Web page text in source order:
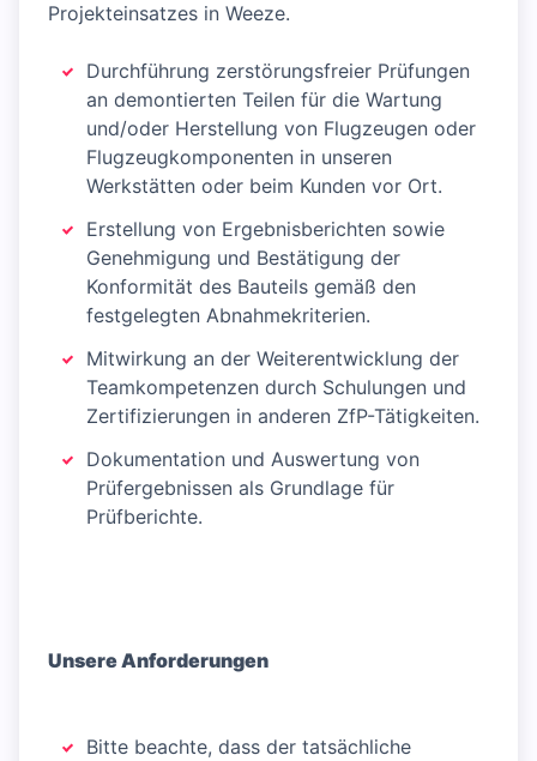
Projekteinsatzes in Weeze.
Durchführung zerstörungsfreier Prüfungen
an demontierten Teilen für die Wartung
und/oder Herstellung von Flugzeugen oder
Flugzeugkomponenten in unseren
Werkstätten oder beim Kunden vor Ort.
Erstellung von Ergebnisberichten sowie
Genehmigung und Bestätigung der
Konformität des Bauteils gemäß den
festgelegten Abnahmekriterien.
Mitwirkung an der Weiterentwicklung der
Teamkompetenzen durch Schulungen und
Zertifizierungen in anderen ZfP-Tätigkeiten.
Dokumentation und Auswertung von
Prüfergebnissen als Grundlage für
Prüfberichte.
Unsere Anforderungen
Bitte beachte, dass der tatsächliche